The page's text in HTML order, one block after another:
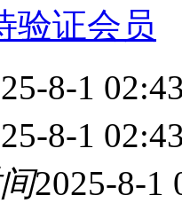
验证会员
8-1
8-1
2025-8-1